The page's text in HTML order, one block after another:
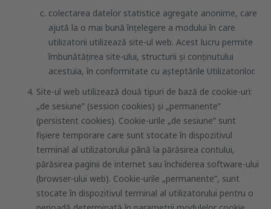
colectarea datelor statistice agregate anonime, care
ajută la o mai bună înțelegere a modului în care
utilizatorii utilizează site-ul web. Acest lucru permite
îmbunătățirea site-ului, structurii și conținutului
acestuia, în conformitate cu așteptările Utilizatorilor.
Site-ul web utilizează două tipuri de bază de cookie-uri:
„de sesiune” (session cookies) și „permanente”
(persistent cookies). Cookie-urile „de sesiune” sunt
fișiere temporare care sunt stocate în dispozitivul
terminal al utilizatorului până la părăsirea contului,
părăsirea paginii de internet sau închiderea software-ului
(browser-ului web). Cookie-urile „permanente”, sunt
stocate în dispozitivul terminal al utilizatorului pentru o